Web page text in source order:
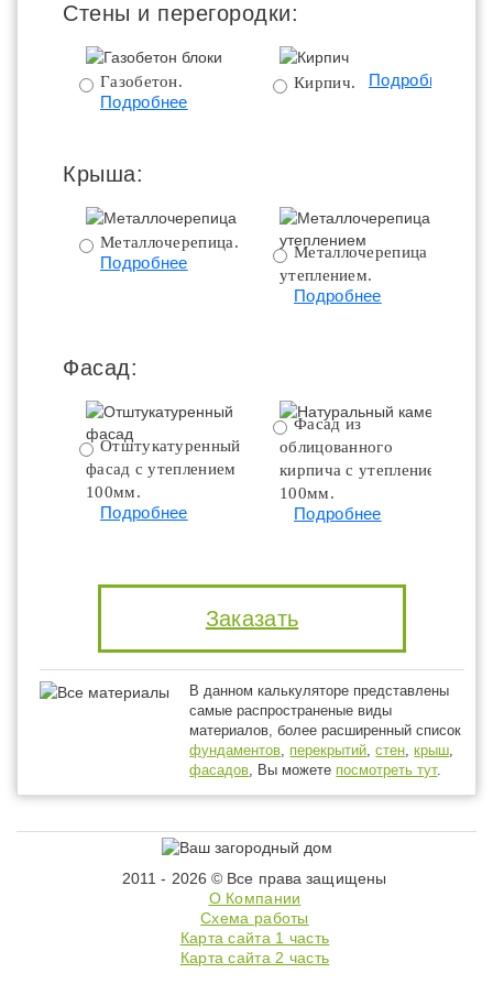
Стены и перегородки:
Газобетон.
Подробнее
Кирпич. Подробнее
Крыша:
Металлочерепица.
Подробнее
Металлочерепица с
утеплением.
Подробнее
Фасад:
Отштукатуренный
фасад с утеплением
100мм.
Подробнее
Фасад из
облицованного
кирпича с утеплением
100мм.
Подробнее
Заказать
В данном калькуляторе представлены
самые распространеные виды
материалов, более расширенный список
фундаментов, перекрытий,стен,крыш,
фасадов, Вы можете посмотреть тут.
2011 - 2026 © Все права защищены
О Компании
Схема работы
Карта сайта 1 часть
Карта сайта 2 часть